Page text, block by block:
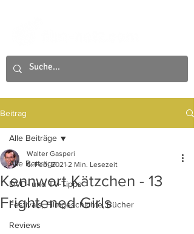
Beitrag
Alle Beiträge
DVD- und TV-Tipps
Festivals, Filmgeschichte, Bücher
Reviews
Alle Beiträge
Kennwort Kätzchen - 13
Frightened Girls
Walter Gasperi
6. Feb. 2021 2 Min. Lesezeit